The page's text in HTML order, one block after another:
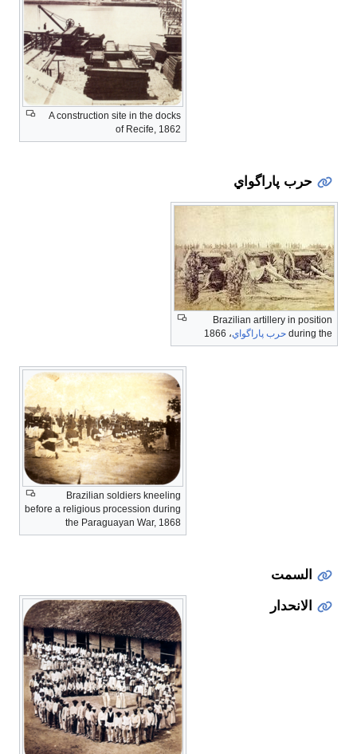
A construction site in the docks
of Recife, 1862
حرب پاراگواي
Brazilian artillery in position
during the حرب پاراگواي، 1866
Brazilian soldiers kneeling
before a religious procession during
the Paraguayan War, 1868
السمت
الانحدار